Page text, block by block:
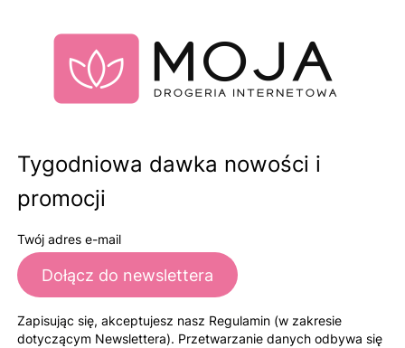
Tygodniowa dawka nowości i
promocji
Twój adres e-mail
Dołącz do newslettera
Zapisując się, akceptujesz nasz Regulamin (w zakresie
dotyczącym Newslettera). Przetwarzanie danych odbywa się